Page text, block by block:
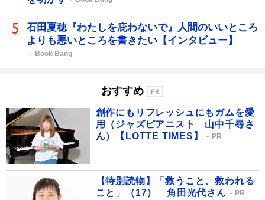
石田夏穂『わたしを庇わないで』人間のいいところ
よりも悪いところを書きたい【インタビュー】
Book Bang
おすすめ
創作にもリフレッシュにもガムを愛
用（ジャズピアニスト 山中千尋さ
ん）【LOTTE TIMES】
PR
【特別読物】「救うこと、救われる
こと」（17） 角田光代さん
PR